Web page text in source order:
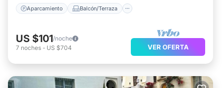
Aparcamiento Balcón/Terraza
US $101/noche
7 noches - US $704 VER OFERTA